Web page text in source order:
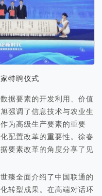
特聘仪式
据要素的开发利用、价值
强调了信息技术与农业生
为高级生产要素的重要
配置改革的重要性。徐春
要素改革的角度分享了见
臻全面介绍了中国联通的
转型成果。在高端对话环